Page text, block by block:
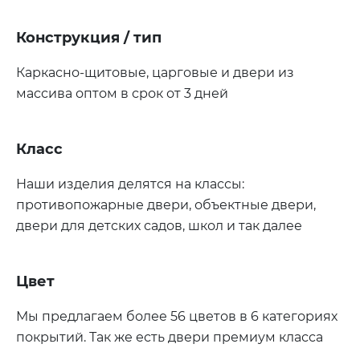
Конструкция / тип
Каркасно-щитовые, царговые и двери из
массива оптом в срок от 3 дней
Класс
Наши изделия делятся на классы:
противопожарные двери, объектные двери,
двери для детских садов, школ и так далее
Цвет
Мы предлагаем более 56 цветов в 6 категориях
покрытий. Так же есть двери премиум класса